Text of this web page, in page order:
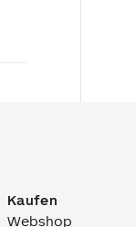
Kaufen
Webshop